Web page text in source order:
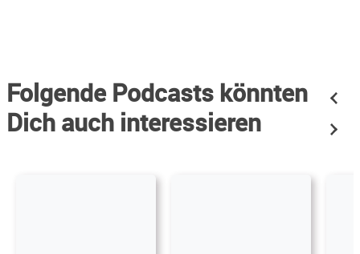
Folgende Podcasts könnten
Dich auch interessieren